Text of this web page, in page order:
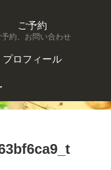
ご予約
予約、お問い合わせ
プロフィール